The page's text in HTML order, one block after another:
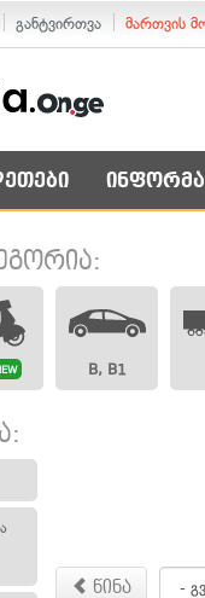
განტვირთვა მართვის
B, B1
წინა